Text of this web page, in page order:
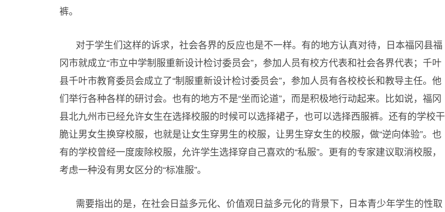
裤。
对于学生们这样的诉求，社会各界的反应也是不一样。有的地方认真对待，日本福冈县福
冈市就成立“市立中学制服重新设计检讨委员会”，参加人员有校方代表和社会各界代表；千叶
县千叶市教育委员会成立了“制服重新设计检讨委员会”，参加人员有各校校长和教导主任。他
们举行各种各样的研讨会。也有的地方不是“坐而论道”，而是积极地行动起来。比如说，福冈
县北九州市已经允许女生在选择校服的时候可以选择裙子，也可以选择西服裤。还有的学校干
脆让男女生换穿校服，也就是让女生穿男生的校服，让男生穿女生的校服，做“逆向体验”。也
有的学校曾经一度废除校服，允许学生选择穿自己喜欢的“私服”。更有的专家建议取消校服，
考虑一种没有男女区分的“标准服”。
需要指出的是，在社会日益多元化、价值观日益多元化的背景下，日本青少年学生的性取